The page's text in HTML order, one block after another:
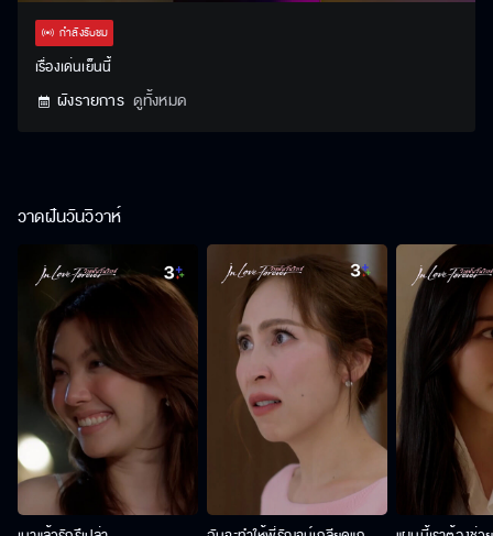
กำลังรับชม
เรื่องเด่นเย็นนี้
ผังรายการ ดูทั้งหมด
วาดฝันวันวิวาห์